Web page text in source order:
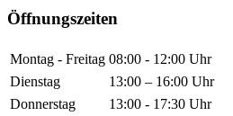
Öffnungszeiten
Montag - Freitag 08:00 - 12:00 Uhr
Dienstag
13:00 – 16:00 Uhr
Donnerstag
13:00 - 17:30 Uhr